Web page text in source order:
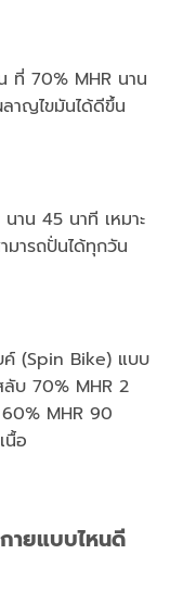
ที่ 70% MHR นาน
ลาญไขมันได้ดีขึ้น
าน 45 นาที เหมาะ
ารถปั่นได้ทุกวัน
ค์ (Spin Bike) แบบ
บ 70% MHR 2
MHR 90
นื้อ
ายแบบไหนดี